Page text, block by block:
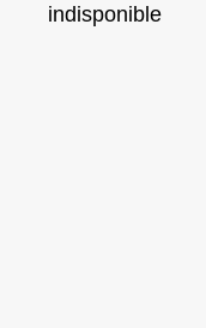
indisponible